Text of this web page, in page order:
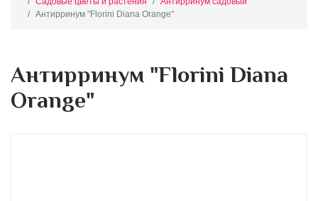
Антирринум "Florini Diana Orange"
Антирринум "Florini Diana
Orange"